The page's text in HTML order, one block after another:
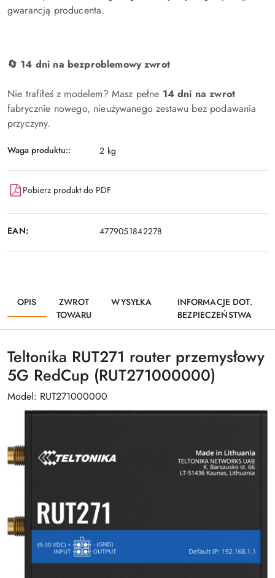
gwarancją producenta.
🔄 14 dni na bezproblemowy zwrot
Nie trafiłeś z modelem? Masz pełne 14 dni na zwrot
fabrycznie nowego, nieużywanego zestawu bez podawania
przyczyny.
Waga produktu:: 2 kg
Pobierz produkt do PDF
EAN: 4779051842278
OPIS
ZWROT
TOWARU
WYSYŁKA
INFORMACJE DOT.
BEZPIECZEŃSTWA
Teltonika RUT271 router przemysłowy
5G RedCup (RUT271000000)
Model: RUT271000000